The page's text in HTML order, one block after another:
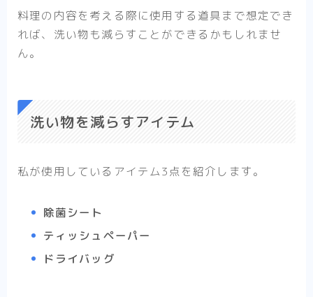
料理の内容を考える際に使用する道具まで想定でき
れば、洗い物も減らすことができるかもしれませ
ん。
洗い物を減らすアイテム
私が使用しているアイテム3点を紹介します。
除菌シート
ティッシュペーパー
ドライバッグ